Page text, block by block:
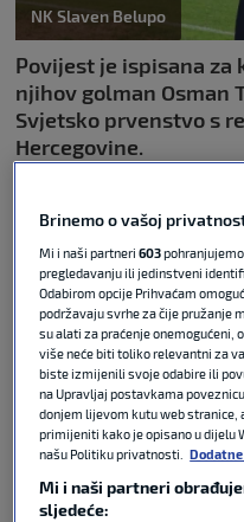
NK Slaven Belupo
Povijest je ispisana za
njihov golman Osman
Svjetsko prvenstvo s
Hercegovine.
Osmana, ali i za naš
sportskoj smotri ove
oči cijelog svijeta”,
dodaje:
“Vratar Slaven Belupa
sezone, kada se na
pridružio suigračima,
mrežu sačuvao čistom.
Mostara, gdje je
zaredom proglašen
Brinemo o vašoj
Mi i naši partneri603
pregledavanju ili jedinstveni
Odabirom opcije Prihvaćam
podržavaju svrhe za čije pružanje
su alati za praćenje onemogućeni,
više neće biti toliko relevantni za
biste izmijenili svoje odabire ili
na Upravljaj postavkama
donjem lijevom kutu web stranice,
primijeniti kako je opisano u dijelu
našu Politiku privatnosti.
Mi i naši partneri
sljedeće: